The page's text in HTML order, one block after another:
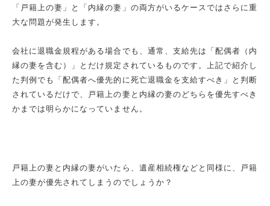
「戸籍上の妻」と「内縁の妻」の両方がいるケースではさらに重
大な問題が発生します。
会社に退職金規程がある場合でも、通常、支給先は「配偶者（内
縁の妻を含む）」とだけ規定されているものです。上記で紹介し
た判例でも「配偶者へ優先的に死亡退職金を支給すべき」と判断
されているだけで、戸籍上の妻と内縁の妻のどちらを優先すべき
かまでは明らかになっていません。
戸籍上の妻と内縁の妻がいたら、遺産相続権などと同様に、戸籍
上の妻が優先されてしまうのでしょうか？